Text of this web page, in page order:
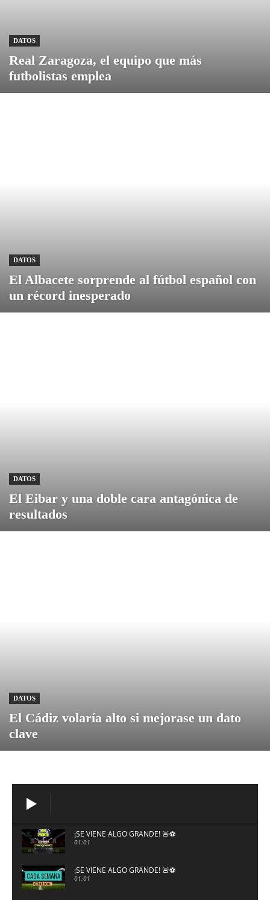
DATOS
Real Zaragoza, el equipo que más
futbolistas emplea
DATOS
El Albacete sorprende al fútbol español con
un récord inesperado
DATOS
El Eibar y una doble cara antagónica de
resultados
DATOS
El Cádiz volaría alto si mejorase un dato
clave
¡SE VIENE ALGO GRANDE! 🚨⚽
01:01
¡SE VIENE ALGO GRANDE! 🚨⚽
01:01